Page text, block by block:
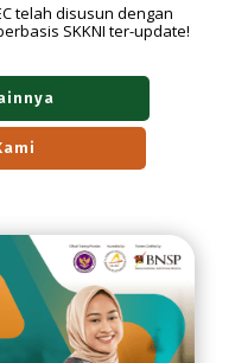
telah disusun dengan
SKKNI ter-update!